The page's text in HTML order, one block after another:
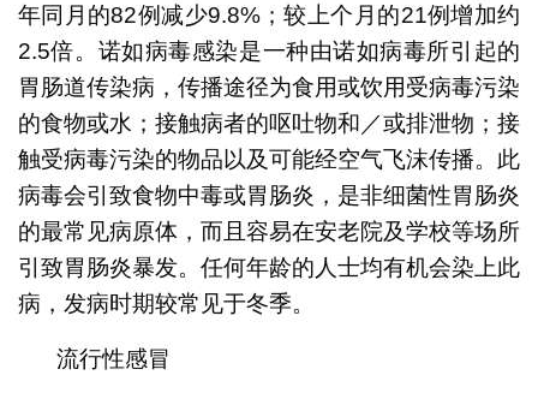
年同月的82例减少9.8%；较上个月的21例增加约
2.5倍。诺如病毒感染是一种由诺如病毒所引起的
胃肠道传染病，传播途径为食用或饮用受病毒污染
的食物或水；接触病者的呕吐物和／或排泄物；接
触受病毒污染的物品以及可能经空气飞沫传播。此
病毒会引致食物中毒或胃肠炎，是非细菌性胃肠炎
的最常见病原体，而且容易在安老院及学校等场所
引致胃肠炎暴发。任何年龄的人士均有机会染上此
病，发病时期较常见于冬季。
流行性感冒